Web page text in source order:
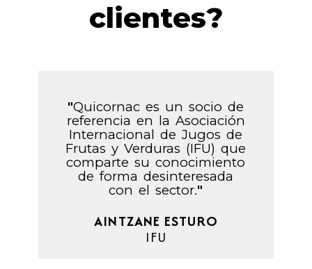
clientes?​
"Quicornac es un socio de
referencia en la Asociación
Internacional de Jugos de
Frutas y Verduras (IFU) que
comparte su conocimiento
de forma desinteresada
con el sector."
AINTZANE ESTURO
IFU